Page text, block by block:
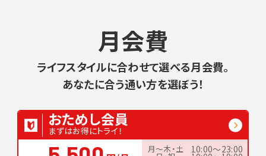
月会費
ライフスタイルに合わせて選べる月会費。
あなたに合う通い方を選ぼう！
おためし会員
まずはお得にトライ！
月〜木・土 10:00〜23:00